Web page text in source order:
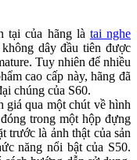
tại của hãng là tai nghe
dây đầu tiên được
Tuy nhiên để nhiều
cao cấp này, hãng đã
chúng của S60.
giá qua một chút về hình
trong một hộp đựng
trước là ảnh thật của sản
năng nổi bật của S50.